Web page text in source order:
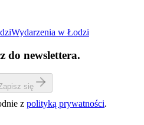
Wydarzenia w Łodzi
do newslettera.
się
z polityką prywatności.